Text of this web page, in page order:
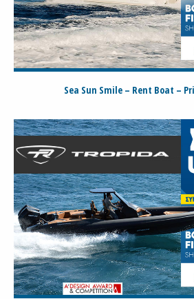
Sea Sun Smile – Rent Boat –